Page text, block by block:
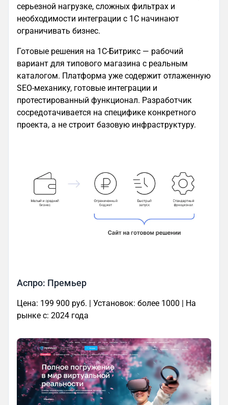
серьезной нагрузке, сложных фильтрах и
необходимости интеграции с 1С начинают
ограничивать бизнес.
Готовые решения на 1С-Битрикс — рабочий
вариант для типового магазина с реальным
каталогом. Платформа уже содержит отлаженную
SEO-механику, готовые интеграции и
протестированный функционал. Разработчик
сосредотачивается на специфике конкретного
проекта, а не строит базовую инфраструктуру.
Аспро: Премьер
Цена: 199 900 руб. | Установок: более 1000 | На
рынке с: 2024 года